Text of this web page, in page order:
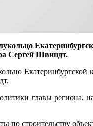
Сергей Швиндт.
главы региона,
по строительству